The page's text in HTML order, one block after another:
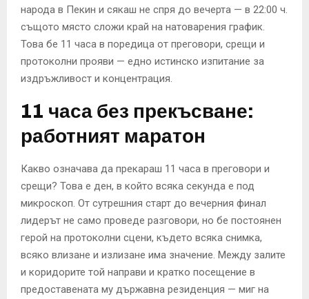
народа в Пекин и сякаш не спря до вечерта — в 22:00 ч.
същото място сложи край на натоварения график.
Това бе 11 часа в поредица от преговори, срещи и
протоколни прояви — едно истинско изпитание за
издръжливост и концентрация.
11 часа без прекъсване:
работният маратон
Какво означава да прекараш 11 часа в преговори и
срещи? Това е ден, в който всяка секунда е под
микроскоп. От сутрешния старт до вечерния финал
лидерът не само проведе разговори, но бе постоянен
герой на протоколни сцени, където всяка снимка,
всяко влизане и излизане има значение. Между залите
и коридорите той направи и кратко посещение в
предоставената му държавна резиденция — миг на